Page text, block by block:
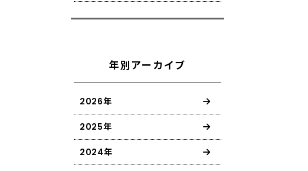
年別アーカイブ
2026年
2025年
2024年